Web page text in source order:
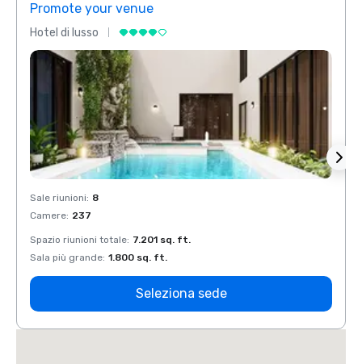
Promote your venue
Hotel di lusso
Sale riunioni: 8
Camere: 237
Spazio riunioni totale: 7.201 sq. ft.
Sala più grande: 1.800 sq. ft.
Seleziona sede